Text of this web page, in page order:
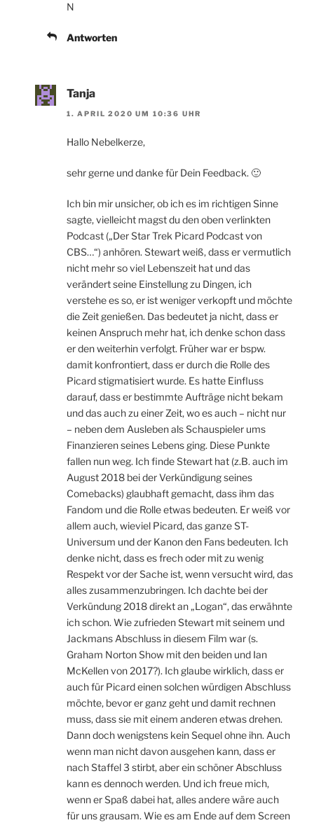
N
Antworten
Tanja
1. APRIL 2020 UM 10:36 UHR
Hallo Nebelkerze,
sehr gerne und danke für Dein Feedback. 🙂
Ich bin mir unsicher, ob ich es im richtigen Sinne
sagte, vielleicht magst du den oben verlinkten
Podcast („Der Star Trek Picard Podcast von
CBS…“) anhören. Stewart weiß, dass er vermutlich
nicht mehr so viel Lebenszeit hat und das
verändert seine Einstellung zu Dingen, ich
verstehe es so, er ist weniger verkopft und möchte
die Zeit genießen. Das bedeutet ja nicht, dass er
keinen Anspruch mehr hat, ich denke schon dass
er den weiterhin verfolgt. Früher war er bspw.
damit konfrontiert, dass er durch die Rolle des
Picard stigmatisiert wurde. Es hatte Einfluss
darauf, dass er bestimmte Aufträge nicht bekam
und das auch zu einer Zeit, wo es auch – nicht nur
– neben dem Ausleben als Schauspieler ums
Finanzieren seines Lebens ging. Diese Punkte
fallen nun weg. Ich finde Stewart hat (z.B. auch im
August 2018 bei der Verkündigung seines
Comebacks) glaubhaft gemacht, dass ihm das
Fandom und die Rolle etwas bedeuten. Er weiß vor
allem auch, wieviel Picard, das ganze ST-
Universum und der Kanon den Fans bedeuten. Ich
denke nicht, dass es frech oder mit zu wenig
Respekt vor der Sache ist, wenn versucht wird, das
alles zusammenzubringen. Ich dachte bei der
Verkündung 2018 direkt an „Logan“, das erwähnte
ich schon. Wie zufrieden Stewart mit seinem und
Jackmans Abschluss in diesem Film war (s.
Graham Norton Show mit den beiden und Ian
McKellen von 2017?). Ich glaube wirklich, dass er
auch für Picard einen solchen würdigen Abschluss
möchte, bevor er ganz geht und damit rechnen
muss, dass sie mit einem anderen etwas drehen.
Dann doch wenigstens kein Sequel ohne ihn. Auch
wenn man nicht davon ausgehen kann, dass er
nach Staffel 3 stirbt, aber ein schöner Abschluss
kann es dennoch werden. Und ich freue mich,
wenn er Spaß dabei hat, alles andere wäre auch
für uns grausam. Wie es am Ende auf dem Screen